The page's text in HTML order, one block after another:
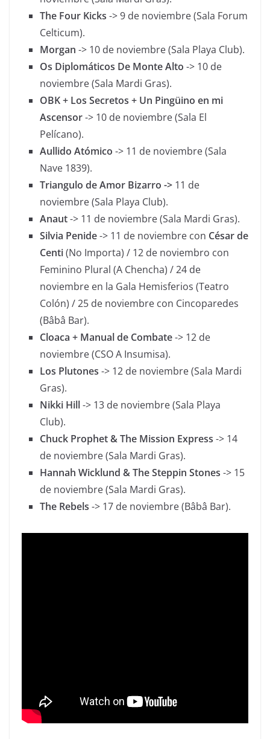
The Four Kicks -> 9 de noviembre (Sala Forum
Celticum).
Morgan -> 10 de noviembre (Sala Playa Club).
Os Diplomáticos De Monte Alto -> 10 de
noviembre (Sala Mardi Gras).
OBK + Los Secretos + Un Pingüino en mi
Ascensor-> 10 de noviembre (Sala El
Pelícano).
Aullido Atómico -> 11 de noviembre (Sala
Nave 1839).
Triangulo de Amor Bizarro -> 11 de
noviembre (Sala Playa Club).
Anaut-> 11 de noviembre (Sala Mardi Gras).
Silvia Penide-> 11 de noviembre con César de
Centi(No Importa) / 12 de noviembro con
Feminino Plural (A Chencha) / 24 de
noviembre en la Gala Hemisferios (Teatro
Colón) / 25 de noviembre con Cincoparedes
(Bâbâ Bar).
Cloaca + Manual de Combate-> 12 de
noviembre (CSO A Insumisa).
Los Plutones -> 12 de noviembre (Sala Mardi
Gras).
Nikki Hill-> 13 de noviembre (Sala Playa
Club).
Chuck Prophet & The Mission Express -> 14
de noviembre (Sala Mardi Gras).
Hannah Wicklund & The Steppin Stones -> 15
de noviembre (Sala Mardi Gras).
The Rebels -> 17 de noviembre (Bâbâ Bar).